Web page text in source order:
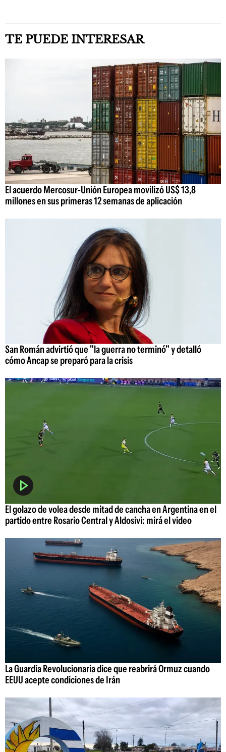
TE PUEDE INTERESAR
El acuerdo Mercosur-Unión Europea movilizó US$ 13,8
millones en sus primeras 12 semanas de aplicación
San Román advirtió que "la guerra no terminó" y detalló
cómo Ancap se preparó para la crisis
El golazo de volea desde mitad de cancha en Argentina en el
partido entre Rosario Central y Aldosivi: mirá el video
La Guardia Revolucionaria dice que reabrirá Ormuz cuando
EEUU acepte condiciones de Irán